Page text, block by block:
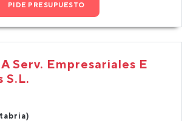
PIDE PRESUPUESTO
Serv. Empresariales E
S.L.